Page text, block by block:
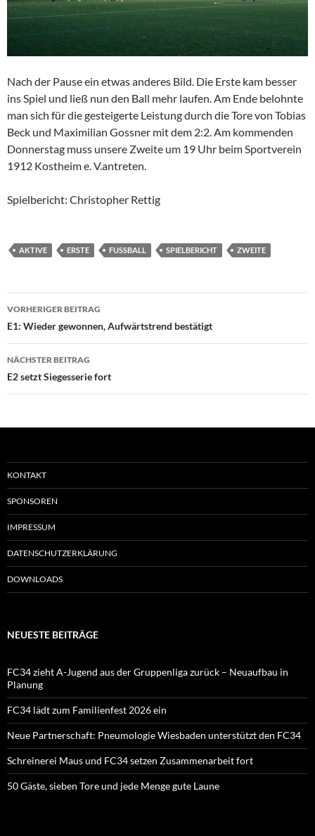
Nach der Pause ein etwas anderes Bild. Die Erste kam besser
ins Spiel und ließ nun den Ball mehr laufen. Am Ende belohnte
man sich für die gesteigerte Leistung durch die Tore von Tobias
Beck und Maximilian Gossner mit dem 2:2. Am kommenden
Donnerstag muss unsere Zweite um 19 Uhr beim Sportverein
1912 Kostheim e. V.antreten.
Spielbericht: Christopher Rettig
AKTIVE ERSTE FUSSBALL SPIELBERICHT ZWEITE
Beitragsnavigation
VORHERIGER BEITRAG
E1: Wieder gewonnen, Aufwärtstrend bestätigt
NÄCHSTER BEITRAG
E2 setzt Siegesserie fort
KONTAKT
SPONSOREN
IMPRESSUM
DATENSCHUTZERKLÄRUNG
DOWNLOADS
NEUESTE BEITRÄGE
FC34 zieht A-Jugend aus der Gruppenliga zurück – Neuaufbau in
Planung
FC34 lädt zum Familienfest 2026 ein
Neue Partnerschaft: Pneumologie Wiesbaden unterstützt den FC34
Schreinerei Maus und FC34 setzen Zusammenarbeit fort
50 Gäste, sieben Tore und jede Menge gute Laune